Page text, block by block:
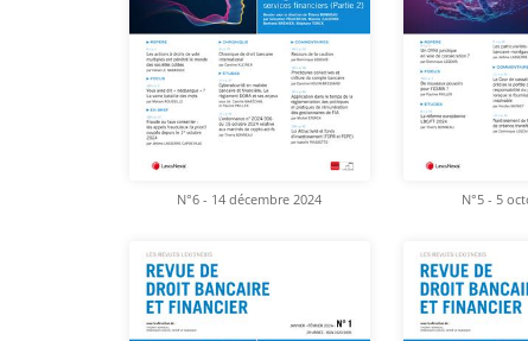
N°6 - 14 décembre 2024 N°5 - 5